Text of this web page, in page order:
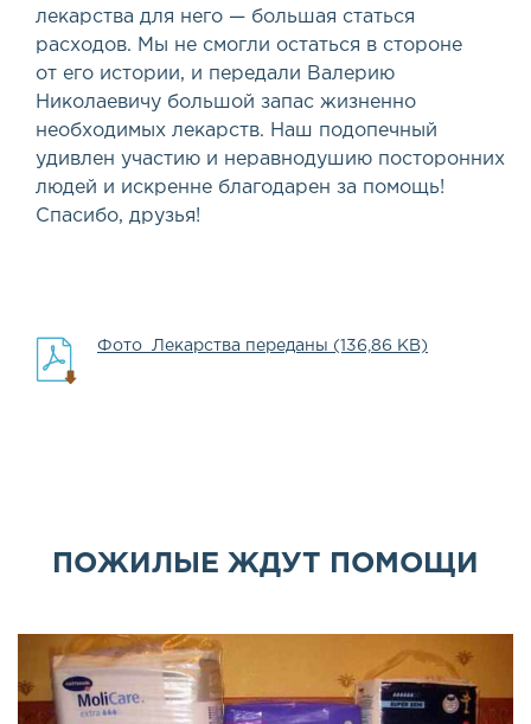
лекарства для него — большая статься
расходов. Мы не смогли остаться в стороне
от его истории, и передали Валерию
Николаевичу большой запас жизненно
необходимых лекарств. Наш подопечный
удивлен участию и неравнодушию посторонних
людей и искренне благодарен за помощь!
Спасибо, друзья!
Фото_Лекарства переданы (136,86 KB)
ПОЖИЛЫЕ ЖДУТ ПОМОЩИ